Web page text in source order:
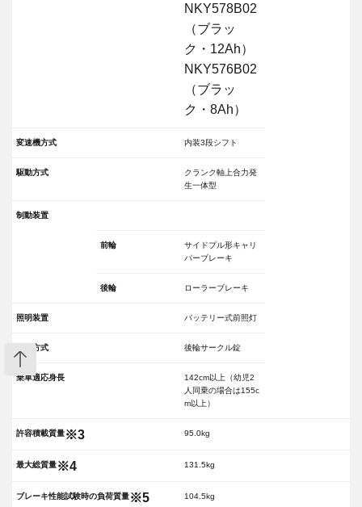
NKY578B02
（ブラッ
ク・12Ah）
NKY576B02
（ブラッ
ク・8Ah）
変速機方式 内装3段シフト
駆動方式
クランク軸上合力発
生一体型
制動装置
前輪
サイドプル形キャリ
パーブレーキ
後輪 ローラーブレーキ
照明装置 バッテリー式前照灯
施錠方式 後輪サークル錠
乗車適応身長
142cm以上（幼児2
人同乗の場合は155c
m以上）
許容積載質量※3 95.0kg
最大総質量※4 131.5kg
ブレーキ性能試験時の負荷質量※5 104.5kg